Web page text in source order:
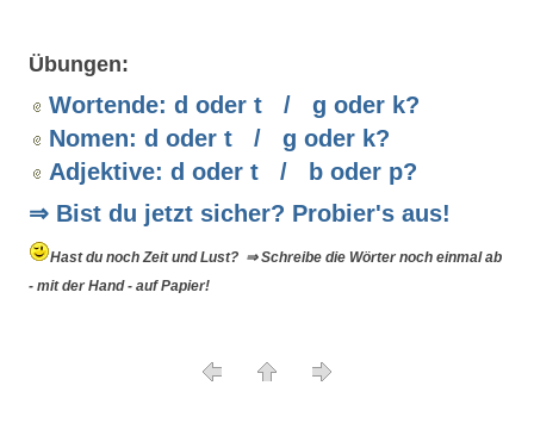
Übungen:
Wortende: d oder t / g oder k?
Nomen: d oder t / g oder k?
Adjektive: d oder t / b oder p?
⇒ Bist du jetzt sicher? Probier's aus!
Hast du noch Zeit und Lust? ⇒ Schreibe die Wörter noch einmal ab
- mit der Hand - auf Papier!